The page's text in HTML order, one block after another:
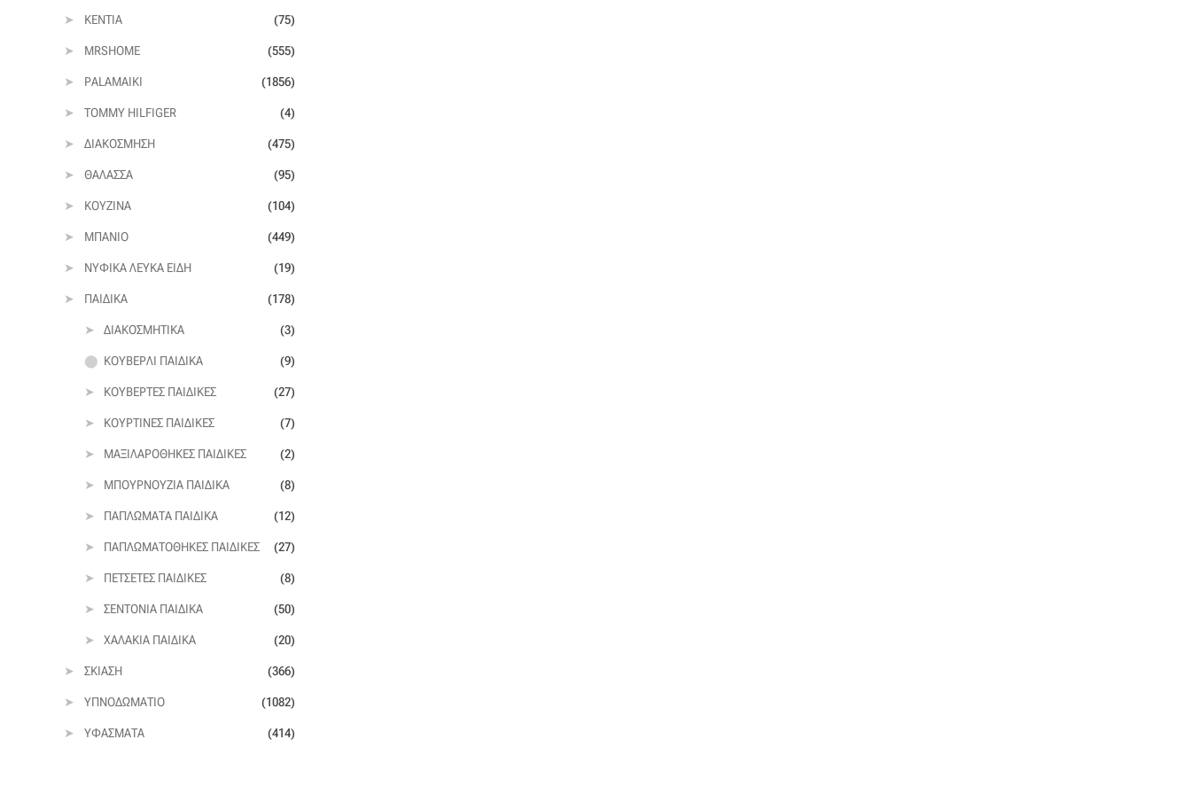
KENTIA (75)
MRSHOME (555)
PALAMAIKI (1856)
TOMMY HILFIGER (4)
ΔΙΑΚΌΣΜΗΣΗ (475)
ΘΆΛΑΣΣΑ (95)
ΚΟΥΖΊΝΑ (104)
ΜΠΆΝΙΟ (449)
ΝΥΦΙΚΆ ΛΕΥΚΆ ΕΊΔΗ (19)
ΠΑΙΔΙΚΆ (178)
ΔΙΑΚΟΣΜΗΤΙΚΆ (3)
ΚΟΥΒΕΡΛΊ ΠΑΙΔΙΚΆ (9)
ΚΟΥΒΈΡΤΕΣ ΠΑΙΔΙΚΈΣ (27)
ΚΟΥΡΤΊΝΕΣ ΠΑΙΔΙΚΈΣ (7)
ΜΑΞΙΛΑΡΟΘΉΚΕΣ ΠΑΙΔΙΚΈΣ (2)
ΜΠΟΥΡΝΟΎΖΙΑ ΠΑΙΔΙΚΆ (8)
ΠΑΠΛΏΜΑΤΑ ΠΑΙΔΙΚΆ (12)
ΠΑΠΛΩΜΑΤΟΘΉΚΕΣ ΠΑΙΔΙΚΈΣ (27)
ΠΕΤΣΈΤΕΣ ΠΑΙΔΙΚΈΣ (8)
ΣΕΝΤΌΝΙΑ ΠΑΙΔΙΚΆ (50)
ΧΑΛΆΚΙΑ ΠΑΙΔΙΚΆ (20)
ΣΚΊΑΣΗ (366)
ΥΠΝΟΔΩΜΆΤΙΟ (1082)
ΥΦΆΣΜΑΤΑ (414)